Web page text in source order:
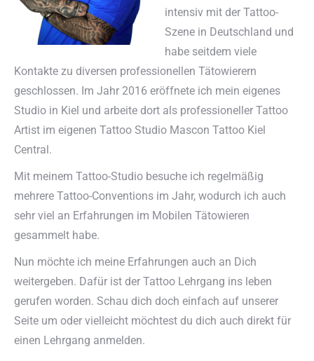
intensiv mit der Tattoo-
Szene in Deutschland und
habe seitdem viele
Kontakte zu diversen professionellen Tätowierern
geschlossen. Im Jahr 2016 eröffnete ich mein eigenes
Studio in Kiel und arbeite dort als professioneller Tattoo
Artist im eigenen Tattoo Studio Mascon Tattoo Kiel
Central.
Mit meinem Tattoo-Studio besuche ich regelmäßig
mehrere Tattoo-Conventions im Jahr, wodurch ich auch
sehr viel an Erfahrungen im Mobilen Tätowieren
gesammelt habe.
Nun möchte ich meine Erfahrungen auch an Dich
weitergeben. Dafür ist der Tattoo Lehrgang ins leben
gerufen worden. Schau dich doch einfach auf unserer
Seite um oder vielleicht möchtest du dich auch direkt für
einen Lehrgang anmelden.